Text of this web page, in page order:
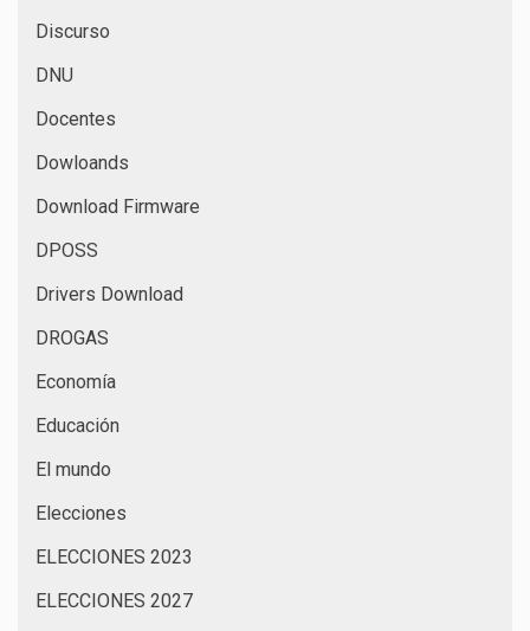
Discurso
DNU
Docentes
Dowloands
Download Firmware
DPOSS
Drivers Download
DROGAS
Economía
Educación
El mundo
Elecciones
ELECCIONES 2023
ELECCIONES 2027